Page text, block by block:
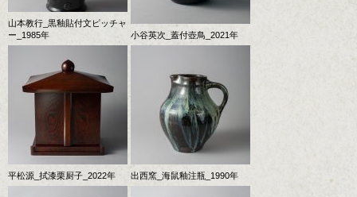
山本教行_黒釉貼付文ピッチャ
ー_1985年
小谷英次_蓋付壺鳥_2021年
平松源_拭漆栗厨子_2022年 出西窯_海鼠釉注瓶_1990年